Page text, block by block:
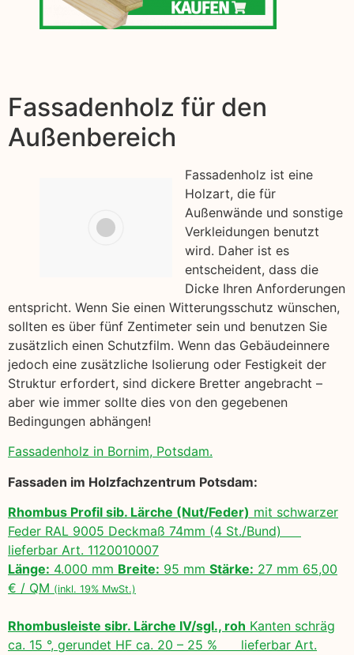
Fassadenholz für den
Außenbereich
Fassadenholz ist eine
Holzart, die für
Außenwände und sonstige
Verkleidungen benutzt
wird. Daher ist es
entscheident, dass die
Dicke Ihren Anforderungen
entspricht. Wenn Sie einen Witterungsschutz wünschen,
sollten es über fünf Zentimeter sein und benutzen Sie
zusätzlich einen Schutzfilm. Wenn das Gebäudeinnere
jedoch eine zusätzliche Isolierung oder Festigkeit der
Struktur erfordert, sind dickere Bretter angebracht –
aber wie immer sollte dies von den gegebenen
Bedingungen abhängen!
Fassadenholz in Bornim, Potsdam.
Fassaden im Holzfachzentrum Potsdam:
Rhombus Profil sib. Lärche (Nut/Feder) mit schwarzer
Feder RAL 9005 Deckmaß 74mm (4 St./Bund)
lieferbar Art. 1120010007
Länge: 4.000 mm Breite: 95 mm Stärke: 27 mm 65,00
€ / QM (inkl. 19% MwSt.)
Rhombusleiste sibr. Lärche IV/sgl., roh Kanten schräg
ca. 15 °, gerundet HF ca. 20 – 25 % lieferbar Art.